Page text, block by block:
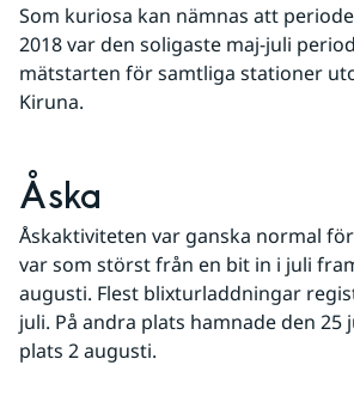
Som kuriosa kan nämnas att
2018 var den soligaste maj-juli
mätstarten för samtliga stationer
Kiruna.
Åska
Åskaktiviteten var ganska normal
var som störst från en bit in i juli
augusti. Flest blixturladdningar
juli. På andra plats hamnade den 25
plats 2 augusti.